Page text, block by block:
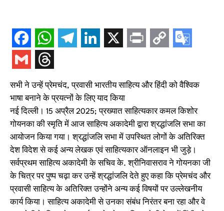
सभी ने उन्हें प्रेमचंद, प्रवासी भारतीय साहित्य और हिंदी को वैश्विक
भाषा बनाने के प्रयत्नों के लिए याद किया
नई दिल्ली। 15 अप्रैल 2025; प्रख्यात साहित्यकार कमल किशोर
गोयनका की स्मृति में आज साहित्य अकादेमी द्वारा श्रद्धांजलि सभा का
आयोजन किया गया। श्रद्धांजलि सभा में उपस्थित लोगों के अतिरिक्त
देश विदेश से कई अन्य लेखक एवं साहित्यकार ऑनलाइन भी जुड़े।
सर्वप्रथम साहित्य अकादेमी के सचिव के. श्रीनिवासराव ने गोयनका जी
के चित्र पर पुष्प चढ़ा कर उन्हें श्रद्धांजलि देते हुए कहा कि प्रेमचंद और
प्रवासी साहित्य के अतिरिक्त उन्होंने अन्य कई विषयों पर उल्लेखनीय
कार्य किया। साहित्य अकादेमी से उनका संबंध निरंतर बना रहा और वे